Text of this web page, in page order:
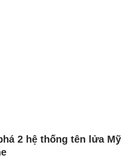
2 hệ thống tên lửa Mỹ